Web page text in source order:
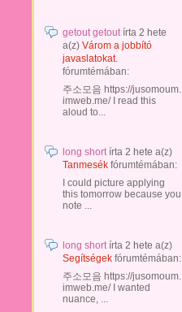
getout getoutírta 2 hete
a(z) Várom a jobbító
javaslatokat.
fórumtémában:
주소모음 https://jusomoum.
imweb.me/ I read this
aloud to...
long shortírta 2 hete a(z)
Tanmesék fórumtémában:
I could picture applying
this tomorrow because you
note ...
long shortírta 2 hete a(z)
Segítségek fórumtémában:
주소모음 https://jusomoum.
imweb.me/ I wanted
nuance, ...